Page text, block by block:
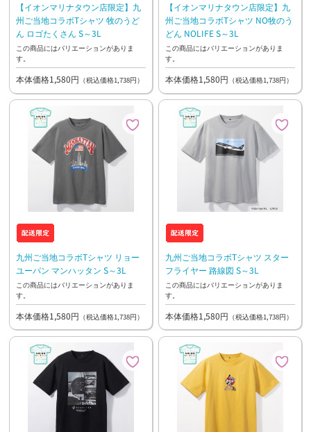
【イオンマリナタウン店限定】九
州ご当地コラボTシャツ 牧のうど
ん ロゴたくさん S～3L
この商品にはバリエーションがありま
す。
本体価格1,580円 （税込価格1,738円）
【イオンマリナタウン店限定】九
州ご当地コラボTシャツ NO牧のう
どん NOLIFE S～3L
この商品にはバリエーションがありま
す。
本体価格1,580円 （税込価格1,738円）
九州ご当地コラボTシャツ リョー
ユーパン マンハッタン S～3L
この商品にはバリエーションがありま
す。
本体価格1,580円 （税込価格1,738円）
九州ご当地コラボTシャツ スター
フライヤー 路線図 S～3L
この商品にはバリエーションがありま
す。
本体価格1,580円 （税込価格1,738円）